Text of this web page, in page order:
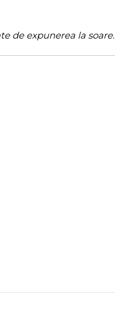
de expunerea la soare.